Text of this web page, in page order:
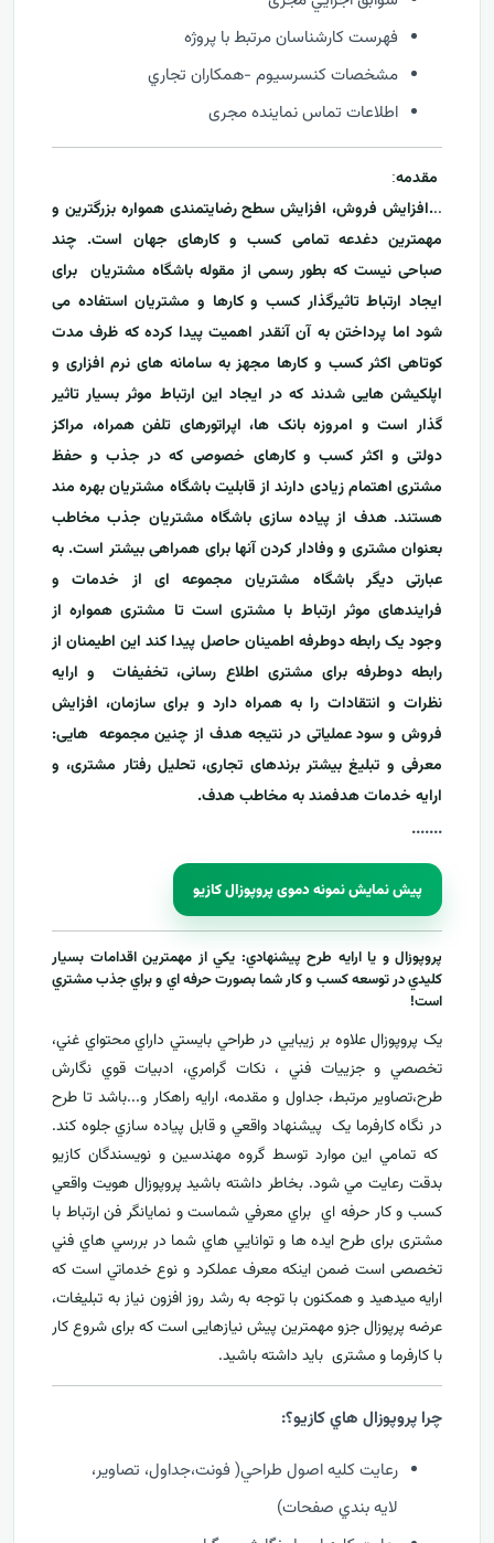
فهرست كارشناسان مرتبط با پروژه
مشخصات كنسرسيوم -همكاران تجاري
اطلاعات تماس نماینده مجری
مقدمه:
...افزایش فروش، افزایش سطح رضایتمندی همواره بزرگترین و
مهمترین دغدعه تمامی کسب و کارهای جهان است. چند
صباحی نیست که بطور رسمی از مقوله باشگاه مشتریان برای
ایجاد ارتباط تاثیرگذار کسب و کارها و مشتریان استفاده می
شود اما پرداختن به آن آنقدر اهمیت پیدا کرده که ظرف مدت
کوتاهی اکثر کسب و کارها مجهز به سامانه های نرم افزاری و
اپلکیشن هایی شدند که در ایجاد این ارتباط موثر بسیار تاثیر
گذار است و امروزه بانک ها، اپراتورهای تلفن همراه، مراکز
دولتی و اکثر کسب و کارهای خصوصی که در جذب و حفظ
مشتری اهتمام زیادی دارند از قابلیت باشگاه مشتریان بهره مند
هستند. هدف از پیاده سازی باشگاه مشتریان جذب مخاطب
بعنوان مشتری و وفادار کردن آنها برای همراهی بیشتر است. به
عبارتی دیگر باشگاه مشتریان مجموعه ای از خدمات و
فرایندهای موثر ارتباط با مشتری است تا مشتری همواره از
وجود یک رابطه دوطرفه اطمینان حاصل پیدا کند این اطیمنان از
رابطه دوطرفه برای مشتری اطلاع رسانی، تخفیفات و ارایه
نظرات و انتقادات را به همراه دارد و برای سازمان، افزایش
فروش و سود عملیاتی در نتیجه هدف از چنین مجموعه هایی:
معرفی و تبلیغ بیشتر برندهای تجاری، تحلیل رفتار مشتری، و
ارایه خدمات هدفمند به مخاطب هدف.
...
....
پیش نمایش نمونه دموی پروپوزال کازیو
پروپوزال و يا ارايه طرح پيشنهادي: يکي از مهمترين اقدامات بسيار
کليدي در توسعه کسب و کار شما بصورت حرفه اي و براي جذب مشتري
است!
يک پروپوزال علاوه بر زيبايي در طراحي بايستي داراي محتواي غني،
تخصصي و جزييات فني ، نکات گرامري، ادبيات قوي نگارش
طرح،تصاوير مرتبط، جداول و مقدمه، ارایه راهکار و...باشد تا طرح
در نگاه کارفرما يک پيشنهاد واقعي و قابل پياده سازي جلوه کند.
که تمامي اين موارد توسط گروه مهندسين و نويسندگان کازيو
بدقت رعايت مي شود. بخاطر داشته باشيد پروپوزال هويت واقعي
کسب و کار حرفه اي براي معرفيشماست و نمایانگر فن ارتباط با
مشتری برای طرح ايده ها و توانايي هاي شما در بررسي هاي فني
تخصصی است ضمن اینکه معرف عملکرد و نوع خدماتي است که
ارايه ميدهید و همکنون با توجه به رشد روز افزون نياز به تبليغات،
عرضه پرپوزال جزو مهمترين پیش نیازهایی است که برای شروع کار
با کارفرما و مشتری بايد داشته باشيد.
چرا پروپوزال هاي کازيو؟:
رعايت کليه اصول طراحي( فونت،جداول، تصاوير،
لايه بندي صفحات)